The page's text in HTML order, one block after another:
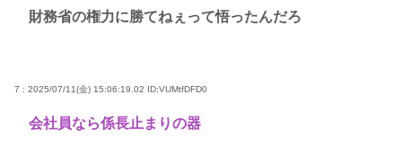
財務省の権力に勝てねぇって悟ったんだろ
7 : 2025/07/11(金) 15:06:19.02 ID:VUMtfDFD0
会社員なら係長止まりの器